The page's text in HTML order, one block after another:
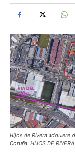
Hijos de Rivera adquiere
Coruña. HIJOS DE RIVERA